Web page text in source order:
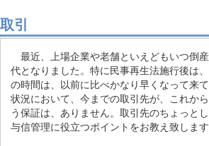
取引
最近、上場企業や老舗といえどもいつ倒
代となりました。特に民事再生法施行後は
の時間は、以前に比べかなり早くなって来
状況において、今までの取引先が、これか
う保証は、ありません。取引先のちょっとし
与信管理に役立つポイントをお教え致します